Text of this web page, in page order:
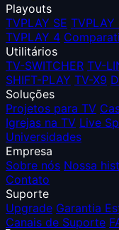
Playouts
TVPLAY SE TVPLAY
TVPLAY 4
Utilitários
TV-SWITCHER TV-
SHIFT-PLAY TV-X9
Soluções
Projetos para TV
Igrejas na TV Live
Universidades
Empresa
Sobre nós Nossa
Contato
Suporte
Upgrade Garantia
Canais de Suporte